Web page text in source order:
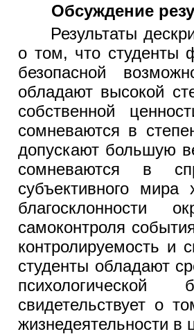
Обсуждение
Результаты
о том, что студенты
безопасной
обладают высокой
собственной
сомневаются в
допускают большую
сомневаются в
субъективного мира
благосклонности
самоконтроля
контролируемость и
студенты обладают
свидетельствует о
жизнедеятельности в